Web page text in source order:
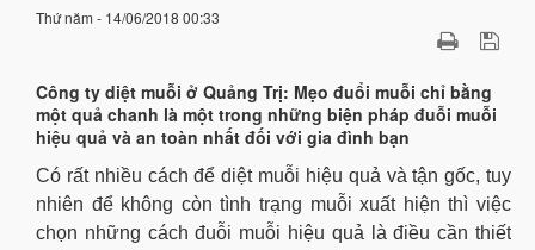
Thứ năm - 14/06/2018 00:33
Công ty diệt muỗi ở Quảng Trị: Mẹo đuổi muỗi chỉ bằng
một quả chanh là một trong những biện pháp đuỗi muỗi
hiệu quả và an toàn nhất đối với gia đình bạn
Có rất nhiều cách để diệt muỗi hiệu quả và tận gốc, tuy
nhiên để không còn tình trạng muỗi xuất hiện thì việc
chọn những cách đuỗi muỗi hiệu quả là điều cần thiết